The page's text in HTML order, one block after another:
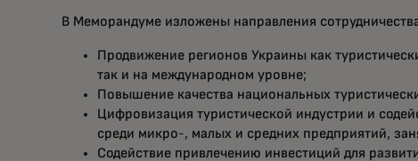
В Меморандуме изложены направления
Продвижение регионов Украины как
так и на международном уровне;
Повышение качества национальных
Цифровизация туристической индустрии и
среди микро-, малых и средних предприятий,
Содействие привлечению инвестиций для